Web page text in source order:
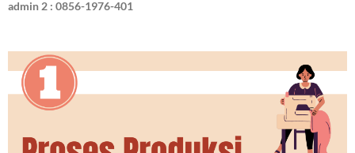
admin 2 : 0856-1976-401